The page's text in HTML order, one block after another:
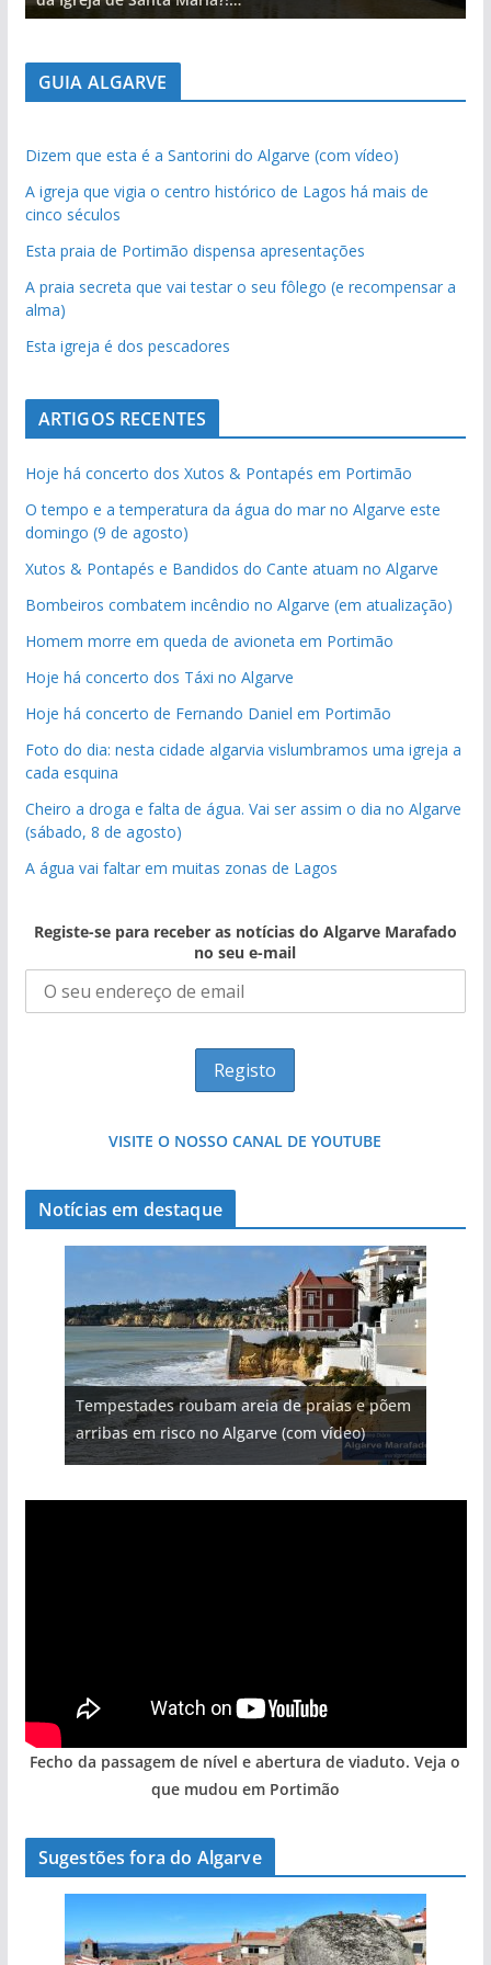
GUIA ALGARVE
Dizem que esta é a Santorini do Algarve (com vídeo)
A igreja que vigia o centro histórico de Lagos há mais de
cinco séculos
Esta praia de Portimão dispensa apresentações
A praia secreta que vai testar o seu fôlego (e recompensar a
alma)
Esta igreja é dos pescadores
ARTIGOS RECENTES
Hoje há concerto dos Xutos & Pontapés em Portimão
O tempo e a temperatura da água do mar no Algarve este
domingo (9 de agosto)
Xutos & Pontapés e Bandidos do Cante atuam no Algarve
Bombeiros combatem incêndio no Algarve (em atualização)
Homem morre em queda de avioneta em Portimão
Hoje há concerto dos Táxi no Algarve
Hoje há concerto de Fernando Daniel em Portimão
Foto do dia: nesta cidade algarvia vislumbramos uma igreja a
cada esquina
Cheiro a droga e falta de água. Vai ser assim o dia no Algarve
(sábado, 8 de agosto)
A água vai faltar em muitas zonas de Lagos
Registe-se para receber as notícias do Algarve Marafado
no seu e-mail
VISITE O NOSSO CANAL DE YOUTUBE
Notícias em destaque
Tempestades roubam areia de praias e põem
arribas em risco no Algarve (com vídeo)
Fecho da passagem de nível e abertura de viaduto. Veja o
que mudou em Portimão
Sugestões fora do Algarve